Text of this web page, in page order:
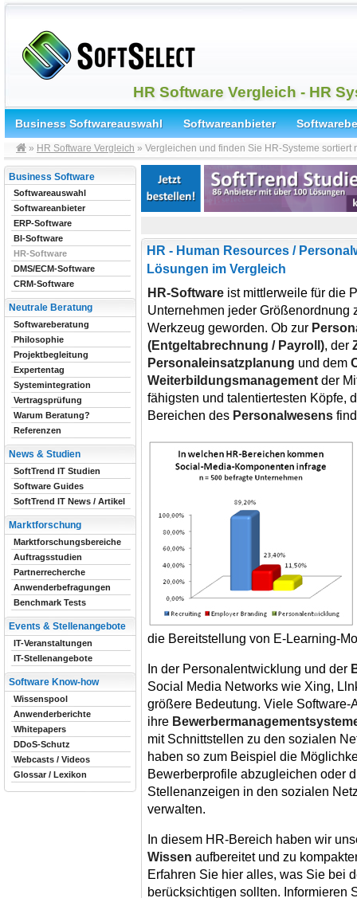
HR Software Vergleich - HR
Business Softwareauswahl Softwareanbieter
» HR Software Vergleich » Vergleichen und finden Sie HR-Systeme
HR - Human Resources /
Lösungen im Vergleich
HR-Software ist mittlerweile für die
Unternehmen jeder Größenordnung
Werkzeug geworden. Ob zur
(Entgeltabrechnung / Payroll), der
Personaleinsatzplanung und dem
Weiterbildungsmanagement der
fähigsten und talentiertesten Köpfe,
Bereichen des Personalwesens
die Bereitstellung von E-Learning-
In der Personalentwicklung und der
Social Media Networks wie Xing,
größere Bedeutung. Viele Software-
ihre
mit Schnittstellen zu den sozialen
haben so zum Beispiel die
Bewerberprofile abzugleichen oder
Stellenanzeigen in den sozialen
verwalten.
In diesem HR-Bereich haben wir
Wissen aufbereitet und zu
Erfahren Sie hier alles, was Sie bei
berücksichtigen sollten. Informieren
Business Software
Softwareauswahl
Softwareanbieter
ERP-Software
BI-Software
HR-Software
DMS/ECM-Software
CRM-Software
Neutrale Beratung
Softwareberatung
Philosophie
Projektbegleitung
Expertentag
Systemintegration
Vertragsprüfung
Warum Beratung?
Referenzen
News & Studien
SoftTrend IT Studien
Software Guides
SoftTrend IT News / Artikel
Marktforschung
Marktforschungsbereiche
Auftragsstudien
Partnerrecherche
Anwenderbefragungen
Benchmark Tests
Events & Stellenangebote
IT-Veranstaltungen
IT-Stellenangebote
Software Know-how
Wissenspool
Anwenderberichte
Whitepapers
DDoS-Schutz
Webcasts / Videos
Glossar / Lexikon